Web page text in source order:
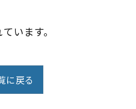
います。
に戻る